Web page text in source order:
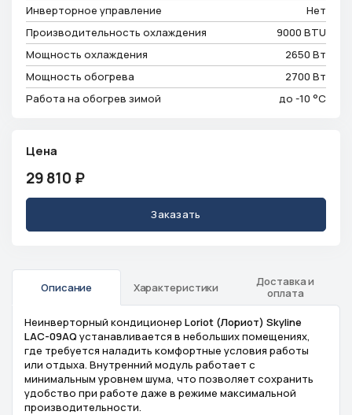
Инверторное управление
Нет
Производительность охлаждения
9000 BTU
Мощность охлаждения
2650 Вт
Мощность обогрева
2700 Вт
Работа на обогрев зимой
до -10 °C
Цена
29 810 ₽
Заказать
Описание Характеристики
Доставка и
оплата
Неинверторный кондиционер Loriot (Лориот) Skyline
LAC-09AQустанавливается в небольших помещениях,
где требуется наладить комфортные условия работы
или отдыха. Внутренний модуль работает с
минимальным уровнем шума, что позволяет сохранить
удобство при работе даже в режиме максимальной
производительности.